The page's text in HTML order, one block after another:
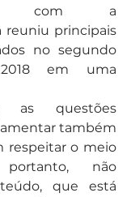
com a
reuniu principais
no segundo
em uma
as questões
também
respeitar o meio
não
que está